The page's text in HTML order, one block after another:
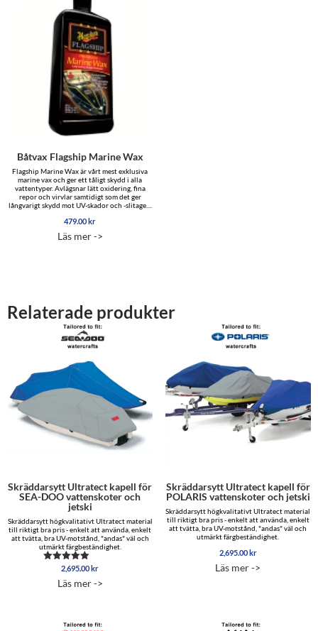
Båtvax Flagship Marine Wax
Flagship Marine Wax är vårt mest exklusiva
marine vax och ger ett tåligt skydd i alla
vattentyper. Avlägsnar lätt oxidering, fina
repor och virvlar samtidigt som det ger
långvarigt skydd mot UV-skador och -slitage....
479.00kr
Läs mer ->
Relaterade produkter
Skräddarsytt Ultratect kapell för
SEA-DOO vattenskoter och
jetski
Skräddarsytt högkvalitativt Ultratect material
till riktigt bra pris - enkelt att använda, enkelt
att tvätta, bra UV-motstånd, "andas" väl och
utmärkt färgbeständighet.
Betygsatt
av 5
2,695.00kr
Läs mer ->
Skräddarsytt Ultratect kapell för
POLARIS vattenskoter och jetski
Skräddarsytt högkvalitativt Ultratect material
till riktigt bra pris - enkelt att använda, enkelt
att tvätta, bra UV-motstånd, "andas" väl och
utmärkt färgbeständighet.
2,695.00kr
Läs mer ->